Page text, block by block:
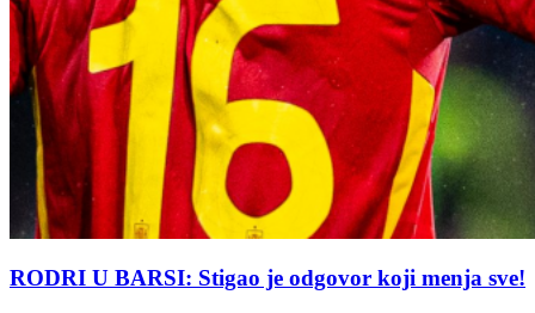
RODRI U BARSI: Stigao je odgovor koji menja sve!